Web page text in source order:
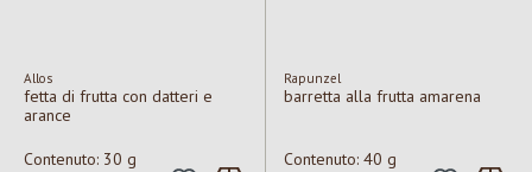
Allos
fetta di frutta con datteri e
arance
Contenuto: 30 g
Rapunzel
barretta alla frutta amarena
Contenuto: 40 g